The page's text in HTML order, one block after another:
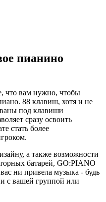
пианино
что вам нужно, чтобы
88 клавиш, хотя и не
под клавиши
сразу освоить
стать более
а также возможности
батарей, GO:PIANO
ни привела музыка - будь
с вашей группой или